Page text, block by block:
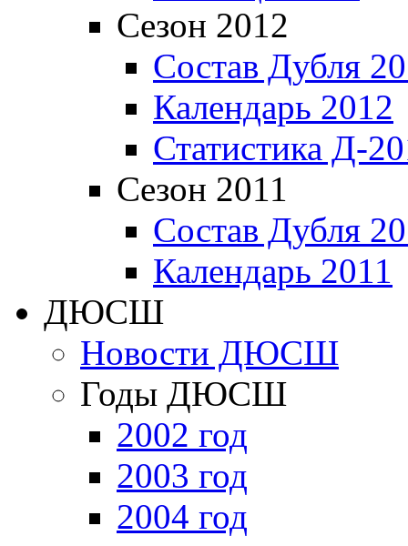
Сезон 2012
Состав Дубля
Календарь 2012
Статистика Д-
Сезон 2011
Состав Дубля
Календарь 2011
ДЮСШ
Новости ДЮСШ
Годы ДЮСШ
2002 год
2003 год
2004 год